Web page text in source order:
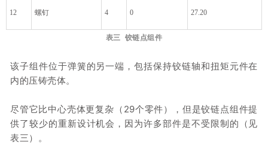
12 螺钉 4 0 27.20
表三 铰链点组件
该子组件位于弹簧的另一端，包括保持铰链轴和扭矩元件在
内的压铸壳体。
尽管它比中心壳体更复杂（29个零件），但是铰链点组件提
供了较少的重新设计机会，因为许多部件是不受限制的（见
表三）。